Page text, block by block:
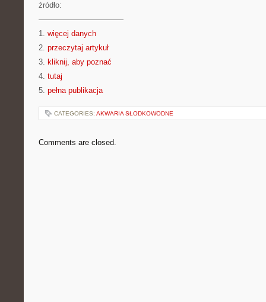
źródło:
———————————
1. więcej danych
2. przeczytaj artykuł
3. kliknij, aby poznać
4. tutaj
5. pełna publikacja
CATEGORIES: AKWARIA SŁODKOWODNE
Comments are closed.